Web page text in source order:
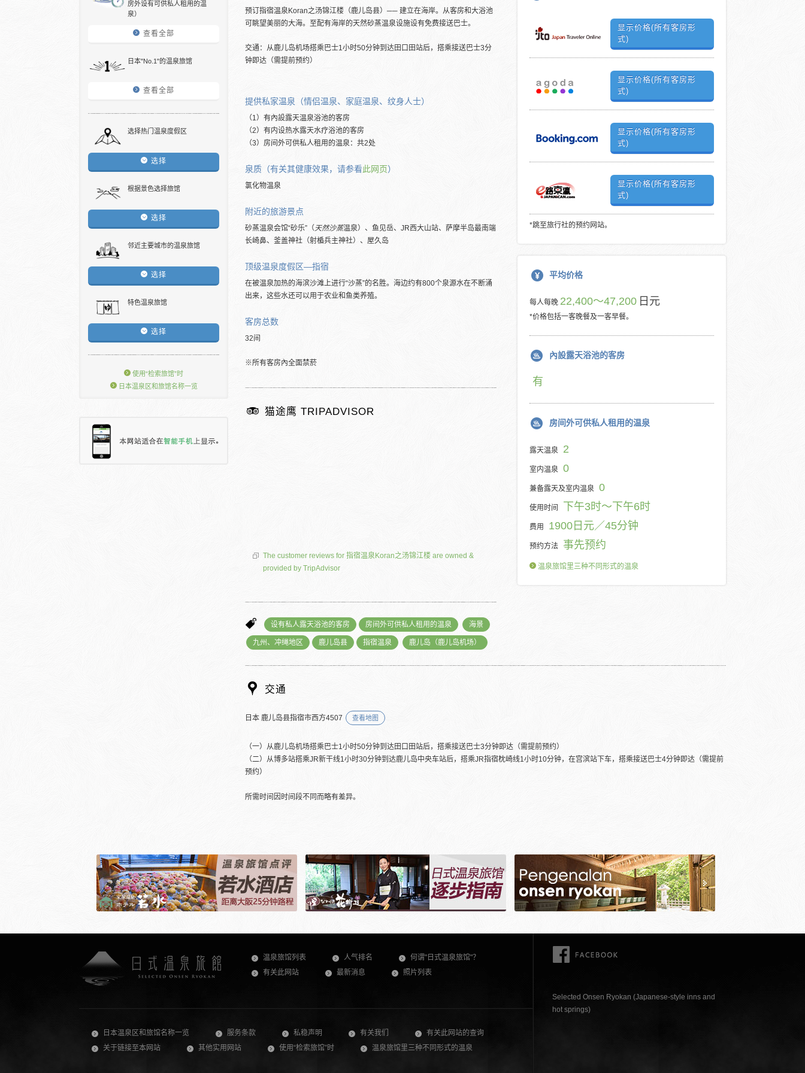
房外设有可供私人租用的温
泉）
查看全部
日本"No.1"的温泉旅馆
查看全部
选择热门温泉度假区
选择
根据景色选择旅馆
选择
邻近主要城市的温泉旅馆
选择
特色温泉旅馆
选择
使用“检索旅馆”时
日本温泉区和旅馆名称一览
预订指宿温泉Koran之汤锦江楼（鹿儿岛县）── 建立在海岸。从客房和大浴池
可眺望美丽的大海。至配有海岸的天然砂蒸温泉设施设有免费接送巴士。
交通：从鹿儿岛机场搭乘巴士1小时50分钟到达田口田站后，搭乘接送巴士3分
钟即达（需提前预约）
提供私家温泉（情侣温泉、家庭温泉、纹身人士）
（1）有內設露天温泉浴池的客房
（2）有内设热水露天水疗浴池的客房
（3）房间外可供私人租用的温泉：共2处
泉质（有关其健康效果，请参看此网页）
氯化物温泉
附近的旅游景点
砂蒸温泉会馆“砂乐”（天然沙蒸温泉）、鱼见岳、JR西大山站、萨摩半岛最南端
长崎鼻、釜盖神社（射楯兵主神社）、屋久岛
顶级温泉度假区―指宿
在被温泉加热的海滨沙滩上进行“沙蒸”的名胜。海边约有800个泉源水在不断涌
出来，这些水还可以用于农业和鱼类养殖。
客房总数
32间
※所有客房內全面禁菸
猫途鹰 TRIPADVISOR
The customer reviews for 指宿温泉Koran之汤锦江楼 are owned &
provided by TripAdvisor
设有私人露天浴池的客房 房间外可供私人租用的温泉 海景
九州、冲绳地区 鹿儿岛县 指宿温泉 鹿儿岛（鹿儿岛机场）
显示价格(所有客房形
式)
显示价格(所有客房形
式)
显示价格(所有客房形
式)
显示价格(所有客房形
式)
*跳至旅行社的预约网站。
平均价格
每人每晚 22,400～47,200 日元
*价格包括一客晚餐及一客早餐。
內設露天浴池的客房
有
房间外可供私人租用的温泉
露天温泉 2
室内温泉 0
兼备露天及室内温泉 0
使用时间 下午3时～下午6时
费用 1900日元／45分钟
预约方法 事先预约
温泉旅馆里三种不同形式的温泉
交通
日本 鹿儿岛县指宿市西方4507 查看地图
（一）从鹿儿岛机场搭乘巴士1小时50分钟到达田口田站后，搭乘接送巴士3分钟即达（需提前预约）
（二）从博多站搭乘JR新干线1小时30分钟到达鹿儿岛中央车站后，搭乘JR指宿枕崎线1小时10分钟，在宫滨站下车，搭乘接送巴士4分钟即达（需提前
预约）
所需时间因时间段不同而略有差异。
Selected Onsen Ryokan (Japanese-style inns and
hot springs)
温泉旅馆列表 人气排名
何谓"日式温泉旅馆"？
有关此网站
最新消息 照片列表
日本温泉区和旅馆名称一览 服务条款 私稳声明 有关我们
有关此网站的查询
关于链接至本网站
其他实用网站 使用“检索旅馆”时 温泉旅馆里三种不同形式的温泉